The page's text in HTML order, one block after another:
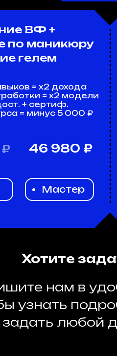
----------------------------------------
ВФ +
по маникюру
гелем
₽ 46 980 ₽
Мастер
= х2 дохода
= х2 модели
+ сертиф.
= минус 5 000 ₽
Хотите
нам в
узнать
задать любой